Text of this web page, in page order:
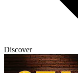
Discover